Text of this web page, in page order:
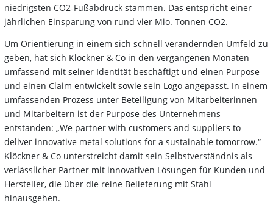
niedrigsten CO2-Fußabdruck stammen. Das entspricht einer
jährlichen Einsparung von rund vier Mio. Tonnen CO2.
Um Orientierung in einem sich schnell verändernden Umfeld zu
geben, hat sich Klöckner & Co in den vergangenen Monaten
umfassend mit seiner Identität beschäftigt und einen Purpose
und einen Claim entwickelt sowie sein Logo angepasst. In einem
umfassenden Prozess unter Beteiligung von Mitarbeiterinnen
und Mitarbeitern ist der Purpose des Unternehmens
entstanden: „We partner with customers and suppliers to
deliver innovative metal solutions for a sustainable tomorrow.“
Klöckner & Co unterstreicht damit sein Selbstverständnis als
verlässlicher Partner mit innovativen Lösungen für Kunden und
Hersteller, die über die reine Belieferung mit Stahl
hinausgehen.